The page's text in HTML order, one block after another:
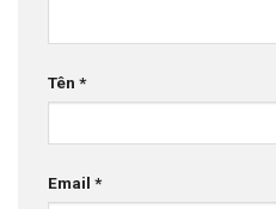
Tên *
Email *